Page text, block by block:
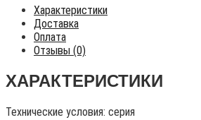
Характеристики
Доставка
Оплата
Отзывы (0)
ХАРАКТЕРИСТИКИ
Технические условия: серия